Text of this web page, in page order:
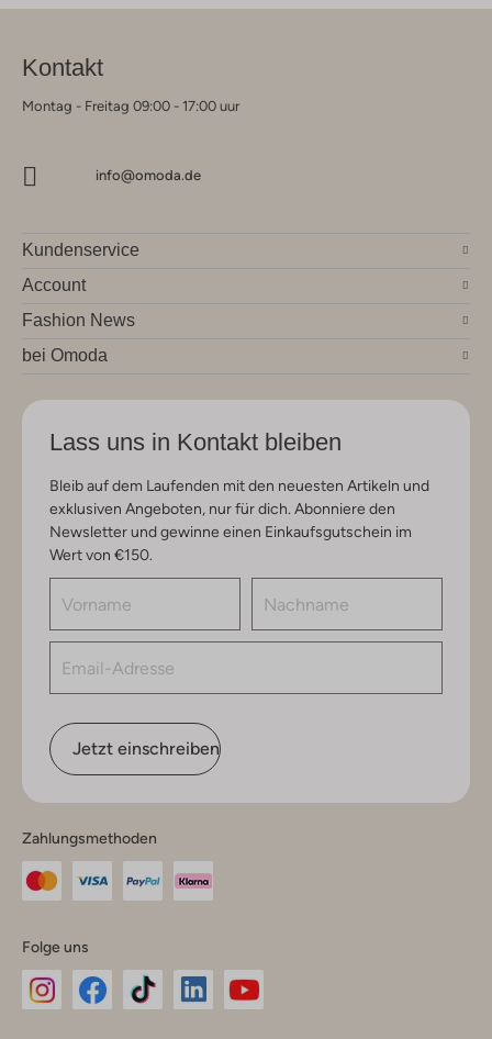
Kontakt
Montag - Freitag 09:00 - 17:00 uur
info@omoda.de
Kundenservice
Account
Fashion News
bei Omoda
Lass uns in Kontakt bleiben
Bleib auf dem Laufenden mit den neuesten Artikeln und
exklusiven Angeboten, nur für dich. Abonniere den
Newsletter und gewinne einen Einkaufsgutschein im
Wert von €150.
Jetzt einschreiben
Zahlungsmethoden
Folge uns